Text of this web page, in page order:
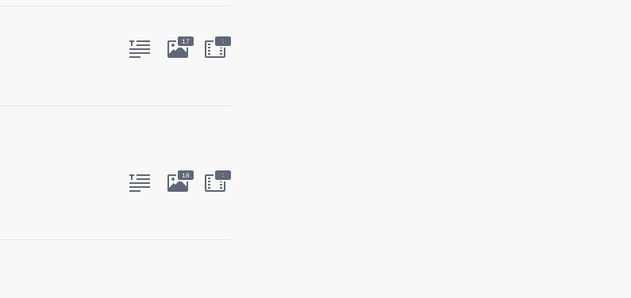
17 :
18 :